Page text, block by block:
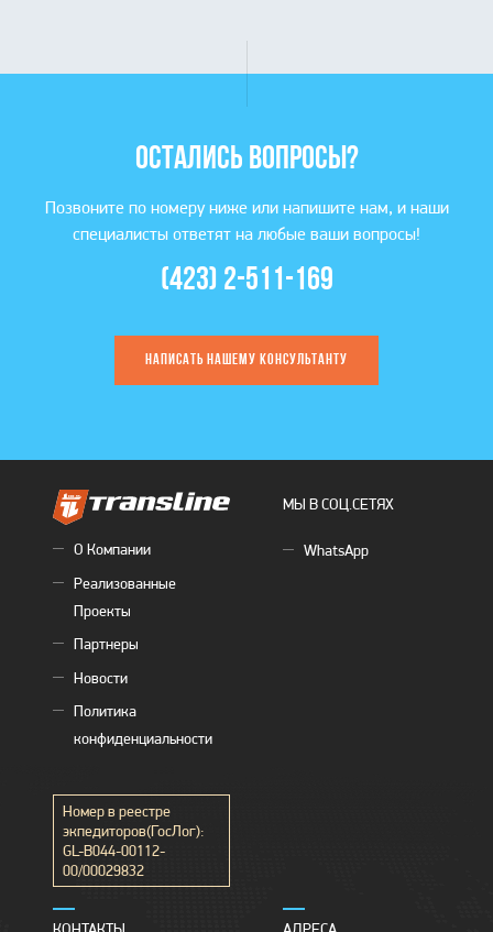
ОСТАЛИСЬ ВОПРОСЫ?
Позвоните по номеру ниже или напишите нам, и наши
специалисты ответят на любые ваши вопросы!
(423) 2-511-169
НАПИСАТЬ НАШЕМУ КОНСУЛЬТАНТУ
О Компании
Реализованные
Проекты
Партнеры
Новости
Политика
конфиденциальности
Номер в реестре
экпедиторов(ГосЛог):
GL-B044-00112-
00/00029832
МЫ В СОЦ.СЕТЯХ
WhatsApp